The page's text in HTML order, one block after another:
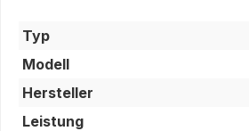
Typ
Modell
Hersteller
Leistung